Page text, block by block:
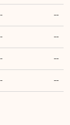
--
--
--
--